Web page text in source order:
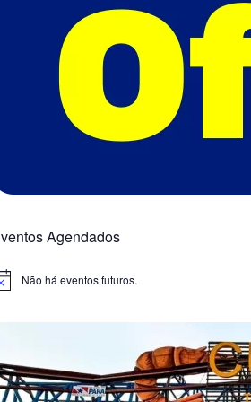
Agendados
Não há eventos futuros.